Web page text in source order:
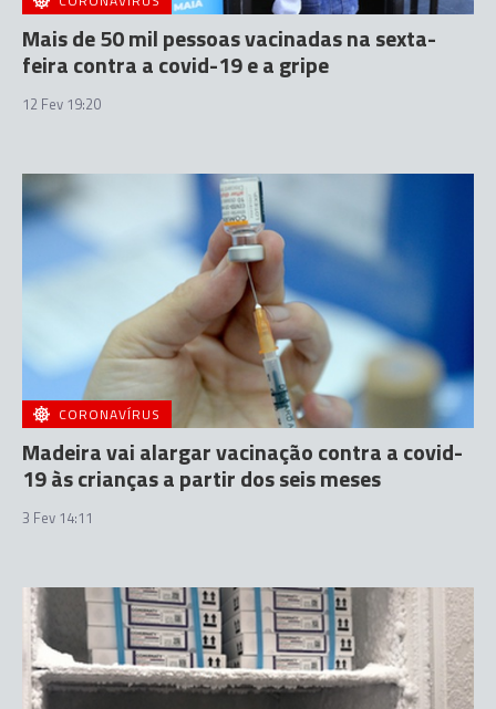
Mais de 50 mil pessoas vacinadas na sexta-
feira contra a covid-19 e a gripe
12 Fev 19:20
CORONAVÍRUS
Madeira vai alargar vacinação contra a covid-
19 às crianças a partir dos seis meses
3 Fev 14:11